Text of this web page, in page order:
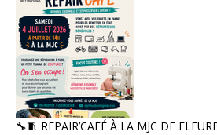
🔧🧵 REPAIR’CAFÉ À LA MJC DE